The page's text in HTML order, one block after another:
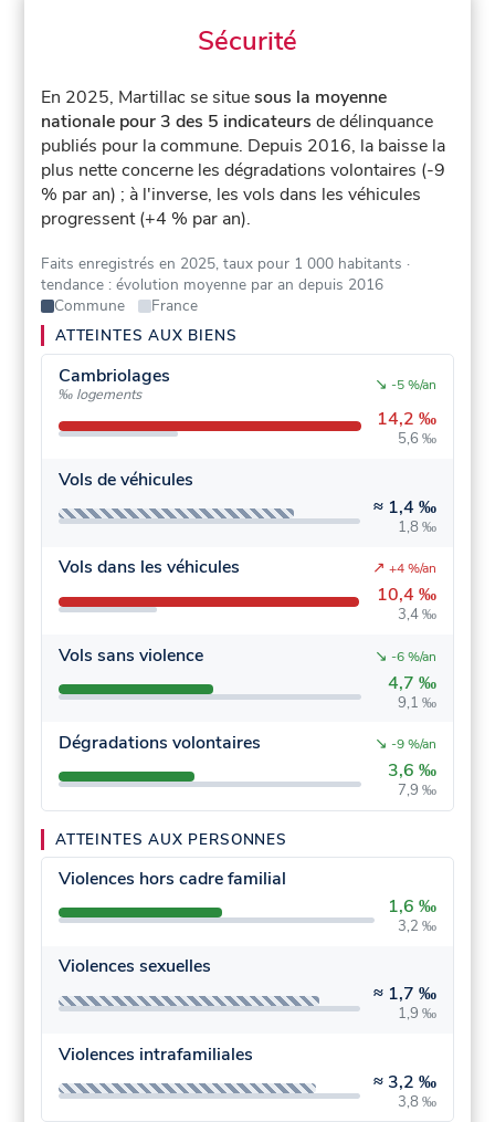
Sécurité
En 2025, Martillac se situesous la moyenne
nationale pour 3 des 5 indicateurs de délinquance
publiés pour la commune. Depuis 2016, la baisse la
plus nette concerne les dégradations volontaires (-9
% par an) ; à l'inverse, les vols dans les véhicules
progressent (+4 % par an).
Faits enregistrés en 2025, taux pour 1 000 habitants ·
tendance : évolution moyenne par an depuis 2016
Commune
France
ATTEINTES AUX BIENS
Cambriolages
‰ logements
14,2 ‰
5,6 ‰
↘ -5 %/an
Vols de véhicules
≈ 1,4 ‰
1,8 ‰
Vols dans les véhicules
10,4 ‰
3,4 ‰
↗ +4 %/an
Vols sans violence
4,7 ‰
9,1 ‰
↘ -6 %/an
Dégradations volontaires
3,6 ‰
7,9 ‰
↘ -9 %/an
ATTEINTES AUX PERSONNES
Violences hors cadre familial
1,6 ‰
3,2 ‰
Violences sexuelles
≈ 1,7 ‰
1,9 ‰
Violences intrafamiliales
≈ 3,2 ‰
3,8 ‰